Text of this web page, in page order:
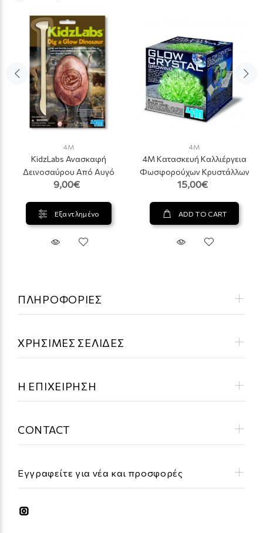
4M
KidzLabs Ανασκαφή
Δεινοσαύρου Από Αυγό
9,00€
Εξαντλημένο
4M
4Μ Κατασκευή Καλλιέργεια
Φωσφορούχων Κρυστάλλων
15,00€
ADD TO CART
Εγγραφείτε για νέα και προσφορές
ΠΛΗΡΟΦΟΡΙΕΣ
ΧΡΗΣΙΜΕΣ ΣΕΛΙΔΕΣ
Η ΕΠΙΧΕΙΡΗΣΗ
CONTACT